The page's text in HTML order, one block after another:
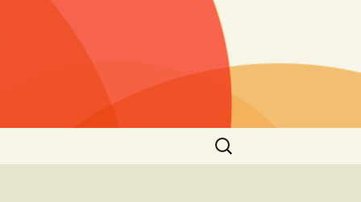
Rechercher :